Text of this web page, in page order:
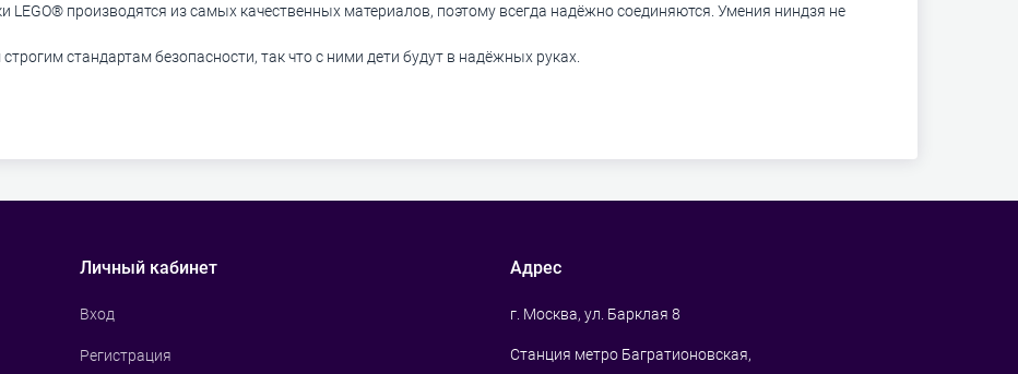
LEGO® производятся из самых качественных материалов, поэтому всегда надёжно соединяются. Умения ниндзя не
стандартам безопасности, так что с ними дети будут в надёжных руках.
Личный кабинет
Вход
Регистрация
Адрес
г. Москва, ул. Барклая 8
Станция метро Багратионовская,